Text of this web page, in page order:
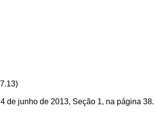
de junho de 2013, Seção 1, na página 38.